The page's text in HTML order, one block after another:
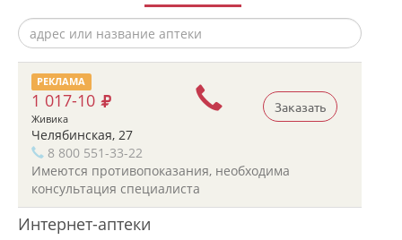
РЕКЛАМА
Заказать
1 017-10
Живика
Челябинская, 27
8 800 551-33-22
Имеются противопоказания, необходима
консультация специалиста
Интернет-аптеки